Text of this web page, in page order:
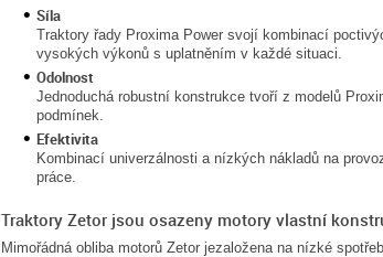
Síla
Traktory řady Proxima Power svojí kombinací
vysokých výkonů s uplatněním v každé situaci.
Odolnost
Jednoduchá robustní konstrukce tvoří z modelů
podmínek.
Efektivita
Kombinací univerzálnosti a nízkých nákladů na
práce.
Traktory Zetor jsou osazeny motory vlastní
Mimořádná obliba motorů Zetor jezaložena na nízké